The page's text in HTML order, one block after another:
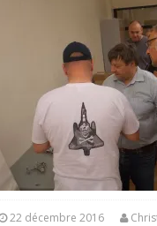
22 décembre 2016